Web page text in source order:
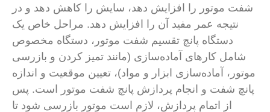
موتور را افزایش دهد، سایش را کاهش دهد و در
نتیجه عمر مفید آن را افزایش دهد. مراحل خاص یک
دستگاه پانچ تقسیم شفت موتور، دستگاه مخصوص
کارهای آماده‌سازی (مانند تمیز کردن و بازرسی
آماده‌سازی ابزار و مواد)، تعیین موقعیت و اندازه
شفت و انجام پردازش پانچ شفت موتور است. پس
از اتمام پردازش، لازم است موتور بازرسی شود تا